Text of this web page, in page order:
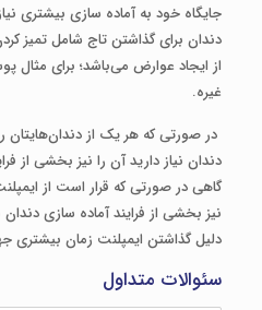
جایگاه خود به آماده سازی بیشتری
دندان برای گذاشتن تاج شامل تمیز
از ایجاد عوارض می‌باشد؛ برای مثال
غیره.
در صورتی که هر یک از دندان‌هایتان
دندان نیاز دارید آن را نیز بخشی از
گاهی در صورتی که قرار است از
نیز بخشی از فرایند آماده سازی
دلیل گذاشتن ایمپلنت زمان بیشتری
سئوالات متداول